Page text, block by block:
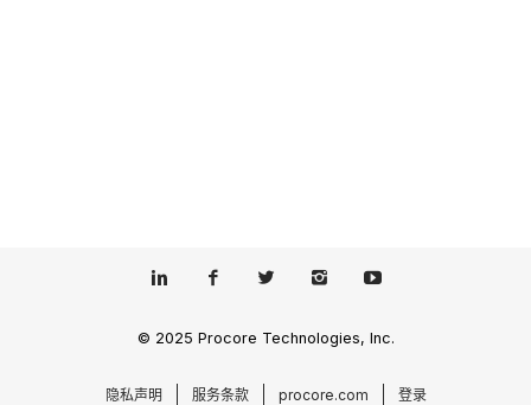
© 2025 Procore Technologies, Inc.
隐私声明 服务条款 procore.com 登录